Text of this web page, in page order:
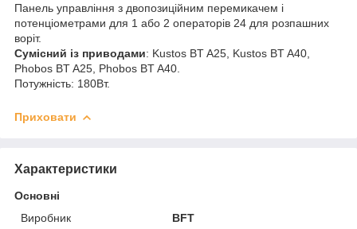
Панель управління з двопозиційним перемикачем і
потенціометрами для 1 або 2 операторів 24 для розпашних
воріт.
Сумісний із приводами: Kustos BT A25, Kustos BT A40,
Phobos BT A25, Phobos BT A40.
Потужність: 180Вт.
Приховати
Характеристики
Основні
Виробник
BFT